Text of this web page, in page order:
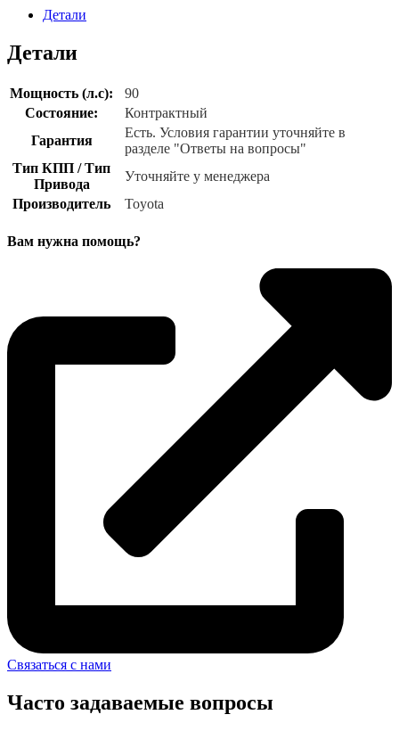
Детали
Детали
Мощность (л.с):
90
Состояние:
Контрактный
Гарантия
Есть. Условия гарантии уточняйте в
разделе "Ответы на вопросы"
Тип КПП / Тип
Привода
Уточняйте у менеджера
Производитель
Toyota
Вам нужна помощь?
Связаться с нами
Часто задаваемые вопросы